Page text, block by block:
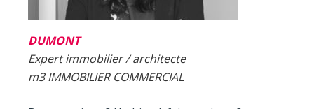
DUMONT
Expertimmobilier / architecte
m3 IMMOBILIER COMMERCIAL